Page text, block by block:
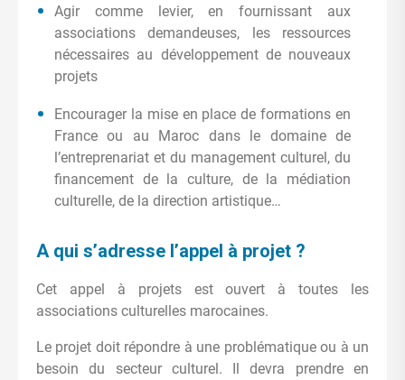
Agir comme levier, en fournissant aux
associations demandeuses, les ressources
nécessaires au développement de nouveaux
projets
Encourager la mise en place de formations en
France ou au Maroc dans le domaine de
l’entreprenariat et du management culturel, du
financement de la culture, de la médiation
culturelle, de la direction artistique…
A qui s’adresse l’appel à projet ?
Cet appel à projets est ouvert à toutes les
associations culturelles marocaines.
Le projet doit répondre à une problématique ou à un
besoin du secteur culturel. Il devra prendre en